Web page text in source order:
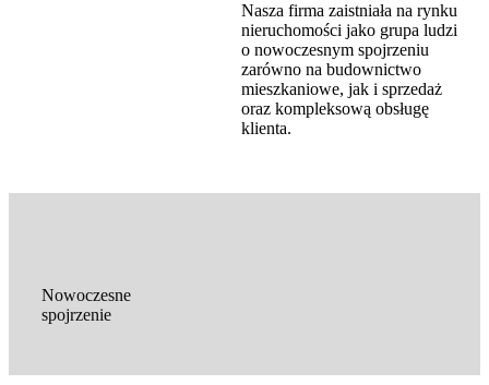
Nasza firma zaistniała na rynku
nieruchomości jako grupa ludzi
o nowoczesnym spojrzeniu
zarówno na budownictwo
mieszkaniowe, jak i sprzedaż
oraz kompleksową obsługę
klienta.
Nowoczesne
spojrzenie